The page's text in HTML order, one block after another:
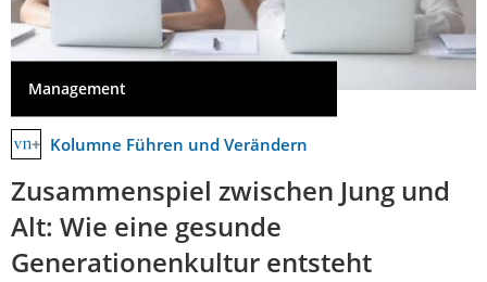
Management
Kolumne Führen und Verändern
Zusammenspiel zwischen Jung und
Alt: Wie eine gesunde
Generationenkultur entsteht